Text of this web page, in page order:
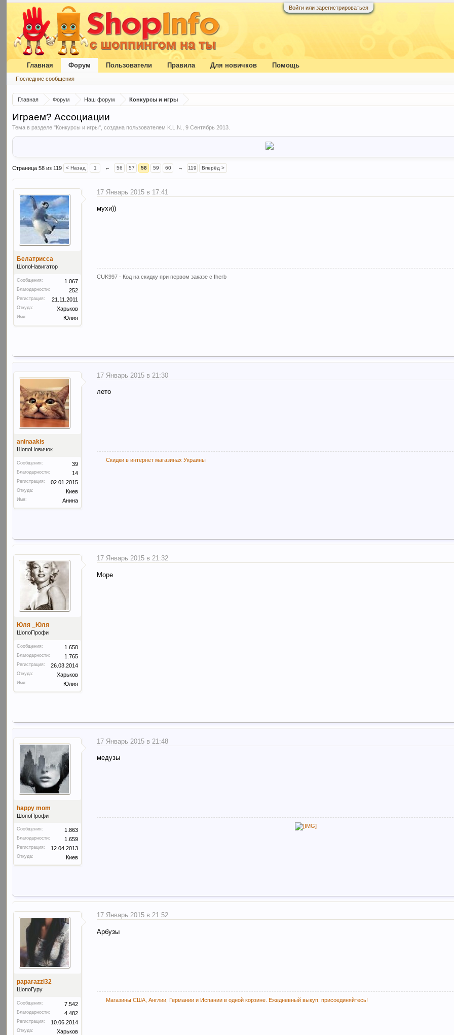
Войти или зарегистрироваться
Главная Форум Наш форум Конкурсы и игры
Играем? Ассоциации
Тема в разделе "Конкурсы и игры", создана пользователем K.L.N. ,9 Сентябрь 2013
Страница 58 из 119 < Назад 1 ← 56 57 58 59 60 → 119 Вперёд >
Белатрисса
ШопоНавигатор
Сообщения: 1.067
Благодарности: 252
Регистрация: 21.11.2011
Откуда: Харьков
Имя: Юлия
17 Январь 2015 в 17:41
мухи))
CUK997 - Код на скидку при первом заказе с Iherb
aninaakis
ШопоНовичок
Сообщения: 39
Благодарности: 14
Регистрация: 02.01.2015
Откуда: Киев
Имя: Анина
17 Январь 2015 в 21:30
лето
Скидки в интернет магазинах Украины
Юля _Юля
ШопоПрофи
Сообщения: 1.650
Благодарности: 1.765
Регистрация: 26.03.2014
Откуда: Харьков
Имя: Юлия
17 Январь 2015 в 21:32
Море
happy mom
ШопоПрофи
Сообщения: 1.863
Благодарности: 1.659
Регистрация: 12.04.2013
Откуда: Киев
17 Январь 2015 в 21:48
медузы
paparazzi32
ШопоГуру
Сообщения: 7.542
Благодарности: 4.482
Регистрация: 10.06.2014
Откуда: Харьков
17 Январь 2015 в 21:52
Арбузы
Магазины США, Англии, Германии и Испании в одной корзине. Ежедневный выкуп, присоединяйтесь!
Главная Форум
Последние сообщения
Пользователи Правила Для новичков Помощь